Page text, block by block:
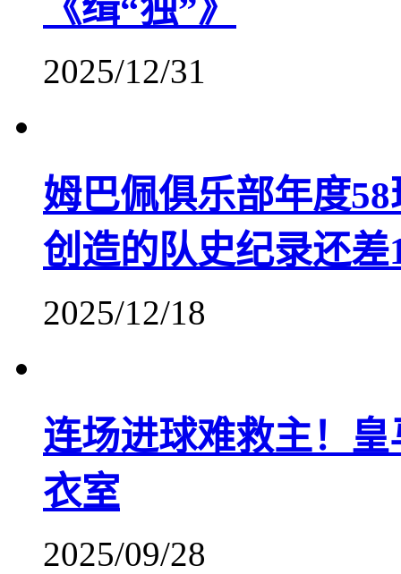
《缉“独”》
2025/12/31
姆巴佩俱乐部年度
创造的队史纪录还差
2025/12/18
连场进球难救主！
衣室
2025/09/28